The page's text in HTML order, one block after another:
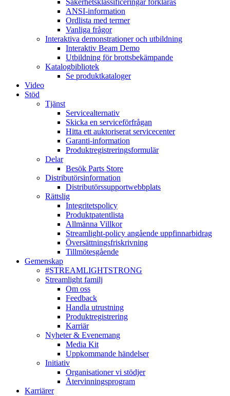
Säkerhetsklassificeringar förklaras
ANSI-information
Ordlista med termer
Vanliga frågor
Interaktiva demonstrationer och utbildning
Interaktiv Beam Demo
Utbildning för brottsbekämpande
Katalogbibliotek
Se produktkataloger
Video
Stöd
Tjänst
Servicealternativ
Skicka en serviceförfrågan
Hitta ett auktoriserat servicecenter
Garanti-information
Produktregistreringsformulär
Delar
Besök Parts Store
Distributörsinformation
Distributörssupportwebbplats
Rättslig
Integritetspolicy
Produktpatentlista
Allmänna Villkor
Streamlight-policy angående uppfinnarbidrag
Översättningsfriskrivning
Tillmötesgående
Gemenskap
#STREAMLIGHTSTRONG
Streamlight familj
Om oss
Feedback
Handla utrustning
Produktregistrering
Karriär
Nyheter & Evenemang
Media Kit
Uppkommande händelser
Initiativ
Organisationer vi stödjer
Återvinningsprogram
Karriärer